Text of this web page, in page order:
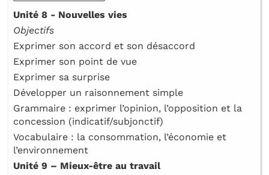
Unité 8 - Nouvelles vies
Objectifs
Exprimer son accord et son désaccord
Exprimer son point de vue
Exprimer sa surprise
Développer un raisonnement simple
Grammaire : exprimer l’opinion, l’opposition et la
concession (indicatif/subjonctif)
Vocabulaire : la consommation, l’économie et
l’environnement
Unité 9 – Mieux-être au travail